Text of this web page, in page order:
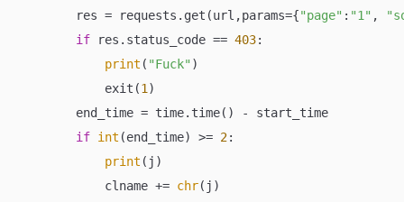
        res = requests.get(url,params={
"page" : "1" ,
if res.status_code == 403:
print ( "Fuck" )
            exit(
1 )
        end_time = time.time() - start_time
if int (end_time) >= 2:
print (j)
            clname +=
chr(j)